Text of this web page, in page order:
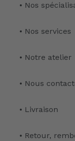
• Nos
• Nos services
• Notre atelier
• Nous
• Livraison
• Retour,